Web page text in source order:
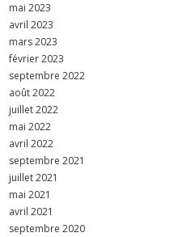
mai 2023
avril 2023
mars 2023
février 2023
septembre 2022
août 2022
juillet 2022
mai 2022
avril 2022
septembre 2021
juillet 2021
mai 2021
avril 2021
septembre 2020